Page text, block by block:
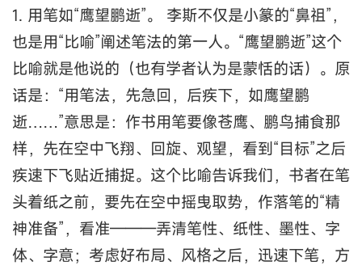
1. 用笔如“鹰望鹏逝”。 李斯不仅是小篆的“鼻祖”，
也是用“比喻”阐述笔法的第一人。“鹰望鹏逝”这个
比喻就是他说的（也有学者认为是蒙恬的话）。原
话是：“用笔法，先急回，后疾下，如鹰望鹏
逝……”意思是：作书用笔要像苍鹰、鹏鸟捕食那
样，先在空中飞翔、回旋、观望，看到“目标”之后
疾速下飞贴近捕捉。这个比喻告诉我们，书者在笔
头着纸之前，要先在空中摇曳取势，作落笔的“精
神准备”，看准———弄清笔性、纸性、墨性、字
体、字意；考虑好布局、风格之后，迅速下笔，方